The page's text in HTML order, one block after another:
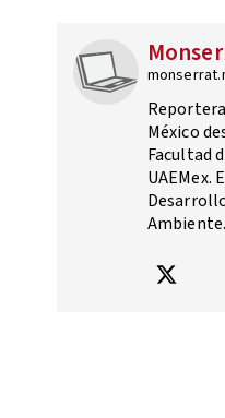
México
Facultad
UAEMex.
Ambiente.